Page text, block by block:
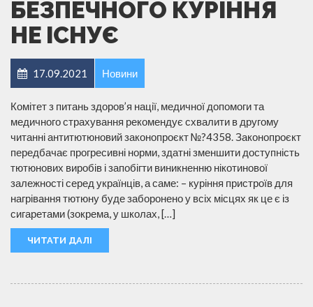
БЕЗПЕЧНОГО КУРІННЯ
НЕ ІСНУЄ
17.09.2021 Новини
Комітет з питань здоров’я нації, медичної допомоги та
медичного страхування рекомендує схвалити в другому
читанні антитютюновий законопроєкт №?4358. Законопроєкт
передбачає прогресивні норми, здатні зменшити доступність
тютюнових виробів і запобігти виникненню нікотинової
залежності серед українців, а саме: – куріння пристроїв для
нагрівання тютюну буде заборонено у всіх місцях як це є із
сигаретами (зокрема, у школах, […]
ЧИТАТИ ДАЛІ